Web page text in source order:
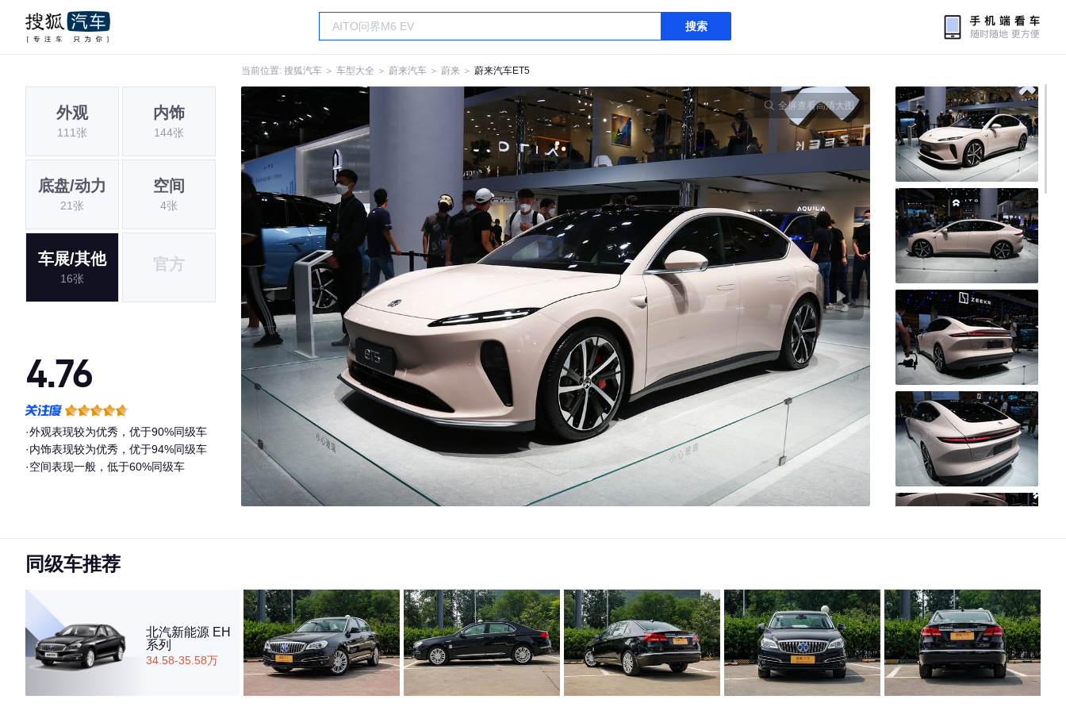
搜索
当前位置: 搜狐汽车 ＞ 车型大全 ＞ 蔚来汽车 ＞ 蔚来 ＞ 蔚来汽车ET5
外观
111张
内饰
144张
底盘/动力
21张
空间
4张
车展/其他
16张
官方
4.76
·外观表现较为优秀，优于90%同级车
·内饰表现较为优秀，优于94%同级车
·空间表现一般，低于60%同级车
全屏查看高清大图
同级车推荐
北汽新能源 EH
系列
34.58-35.58万